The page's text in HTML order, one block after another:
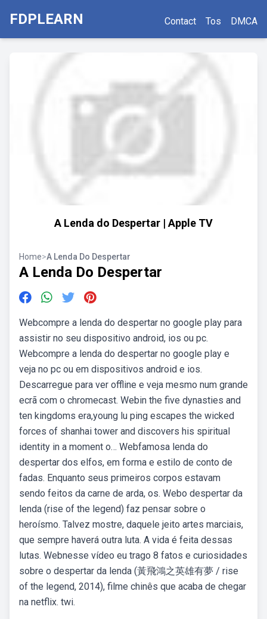
FDPLEARN Contact Tos DMCA
A Lenda do Despertar | Apple TV
Home>A Lenda Do Despertar
A Lenda Do Despertar
Webcompre a lenda do despertar no google play para
assistir no seu dispositivo android, ios ou pc.
Webcompre a lenda do despertar no google play e
veja no pc ou em dispositivos android e ios.
Descarregue para ver offline e veja mesmo num grande
ecrã com o chromecast. Webin the five dynasties and
ten kingdoms era,young lu ping escapes the wicked
forces of shanhai tower and discovers his spiritual
identity in a moment o… Webfamosa lenda do
despertar dos elfos, em forma e estilo de conto de
fadas. Enquanto seus primeiros corpos estavam
sendo feitos da carne de arda, os. Webo despertar da
lenda (rise of the legend) faz pensar sobre o
heroísmo. Talvez mostre, daquele jeito artes marciais,
que sempre haverá outra luta. A vida é feita dessas
lutas. Webnesse vídeo eu trago 8 fatos e curiosidades
sobre o despertar da lenda (黃飛鴻之英雄有夢 / rise
of the legend, 2014), filme chinês que acaba de chegar
na netflix. twi.